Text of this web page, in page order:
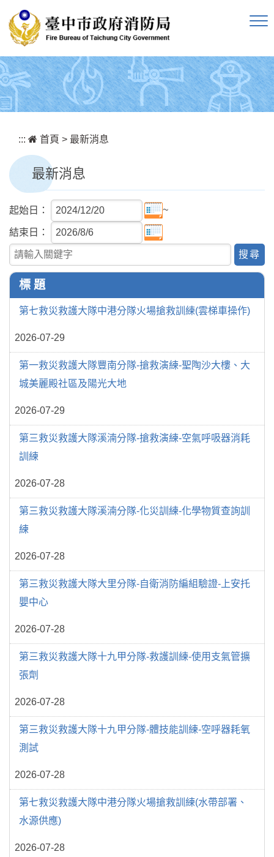
::: 首頁 > 最新消息
最新消息
起始日： ~
結束日：
關鍵字查詢
標 題
第七救災救護大隊中港分隊火場搶救訓練(雲梯車操作)
2026-07-29
第一救災救護大隊豐南分隊-搶救演練-聖陶沙大樓、大
城美麗殿社區及陽光大地
2026-07-29
第三救災救護大隊溪湳分隊-搶救演練-空氣呼吸器消耗
訓練
2026-07-28
第三救災救護大隊溪湳分隊-化災訓練-化學物質查詢訓
練
2026-07-28
第三救災救護大隊大里分隊-自衛消防編組驗證-上安托
嬰中心
2026-07-28
第三救災救護大隊十九甲分隊-救護訓練-使用支氣管擴
張劑
2026-07-28
第三救災救護大隊十九甲分隊-體技能訓練-空呼器耗氧
測試
2026-07-28
第七救災救護大隊中港分隊火場搶救訓練(水帶部署、
水源供應)
2026-07-28